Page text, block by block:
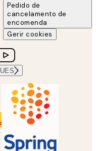
Pedido de
cancelamento de
encomenda
Gerir cookies